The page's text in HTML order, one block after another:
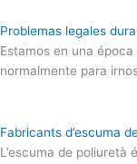
Problemas legales
Estamos en una
normalmente para
Fabricants d’escuma
L’escuma de poliuretà